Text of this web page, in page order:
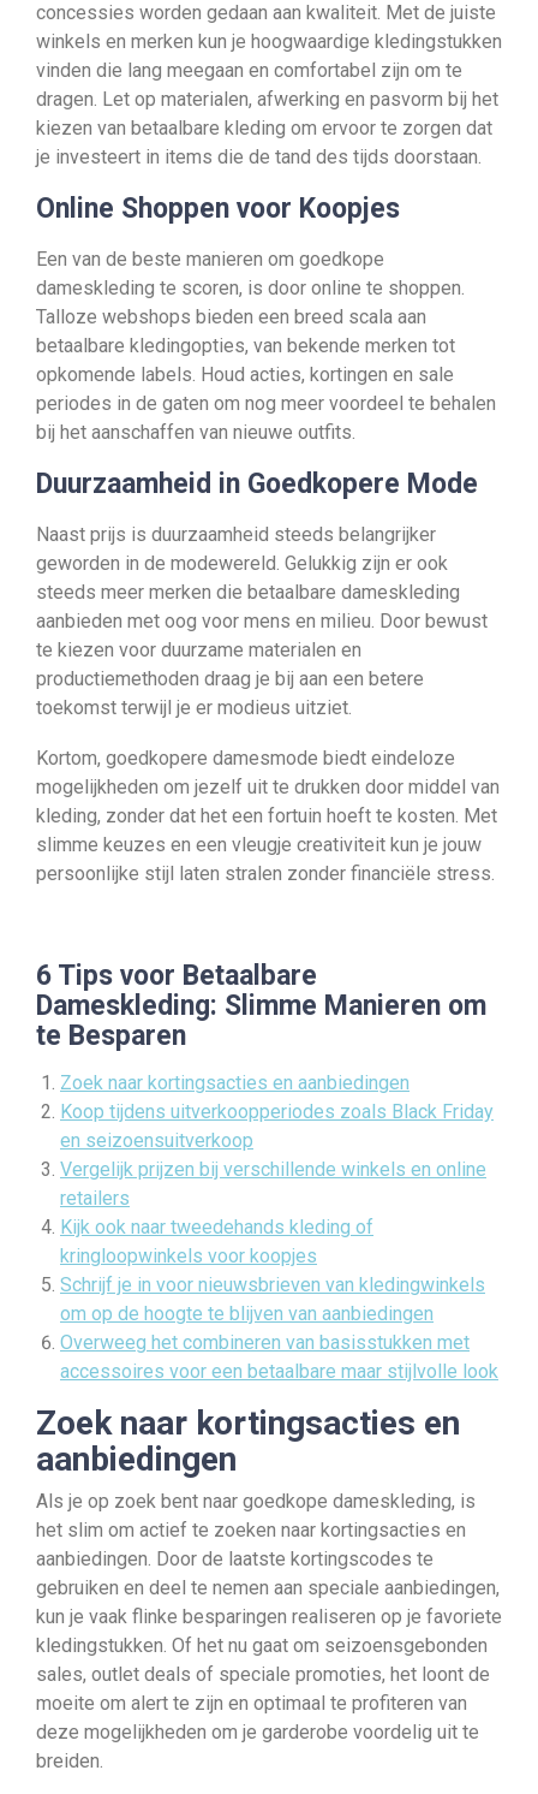
concessies worden gedaan aan kwaliteit. Met de juiste
winkels en merken kun je hoogwaardige kledingstukken
vinden die lang meegaan en comfortabel zijn om te
dragen. Let op materialen, afwerking en pasvorm bij het
kiezen van betaalbare kleding om ervoor te zorgen dat
je investeert in items die de tand des tijds doorstaan.
Online Shoppen voor Koopjes
Een van de beste manieren om goedkope
dameskleding te scoren, is door online te shoppen.
Talloze webshops bieden een breed scala aan
betaalbare kledingopties, van bekende merken tot
opkomende labels. Houd acties, kortingen en sale
periodes in de gaten om nog meer voordeel te behalen
bij het aanschaffen van nieuwe outfits.
Duurzaamheid in Goedkopere Mode
Naast prijs is duurzaamheid steeds belangrijker
geworden in de modewereld. Gelukkig zijn er ook
steeds meer merken die betaalbare dameskleding
aanbieden met oog voor mens en milieu. Door bewust
te kiezen voor duurzame materialen en
productiemethoden draag je bij aan een betere
toekomst terwijl je er modieus uitziet.
Kortom, goedkopere damesmode biedt eindeloze
mogelijkheden om jezelf uit te drukken door middel van
kleding, zonder dat het een fortuin hoeft te kosten. Met
slimme keuzes en een vleugje creativiteit kun je jouw
persoonlijke stijl laten stralen zonder financiële stress.
6 Tips voor Betaalbare
Dameskleding: Slimme Manieren om
te Besparen
Zoek naar kortingsacties en aanbiedingen
Koop tijdens uitverkoopperiodes zoals Black Friday
en seizoensuitverkoop
Vergelijk prijzen bij verschillende winkels en online
retailers
Kijk ook naar tweedehands kleding of
kringloopwinkels voor koopjes
Schrijf je in voor nieuwsbrieven van kledingwinkels
om op de hoogte te blijven van aanbiedingen
Overweeg het combineren van basisstukken met
accessoires voor een betaalbare maar stijlvolle look
Zoek naar kortingsacties en
aanbiedingen
Als je op zoek bent naar goedkope dameskleding, is
het slim om actief te zoeken naar kortingsacties en
aanbiedingen. Door de laatste kortingscodes te
gebruiken en deel te nemen aan speciale aanbiedingen,
kun je vaak flinke besparingen realiseren op je favoriete
kledingstukken. Of het nu gaat om seizoensgebonden
sales, outlet deals of speciale promoties, het loont de
moeite om alert te zijn en optimaal te profiteren van
deze mogelijkheden om je garderobe voordelig uit te
breiden.